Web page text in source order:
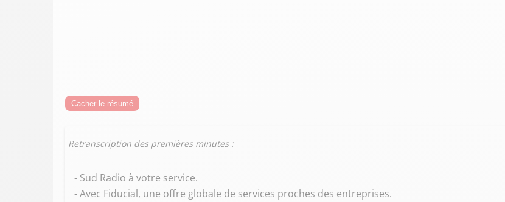
Cacher le résumé
Retranscription des premières minutes :
- Sud Radio à votre service.
- Avec Fiducial, une offre globale de services proches des entreprises.